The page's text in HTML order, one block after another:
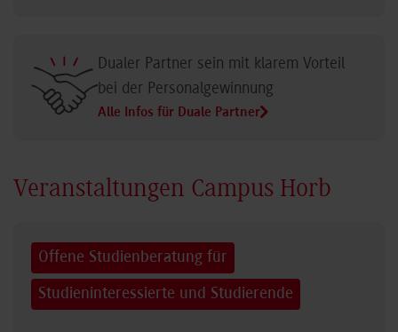
Dualer Partner sein mit klarem Vorteil
bei der Personalgewinnung
Alle Infos für Duale Partner
Veranstaltungen Campus Horb
Offene Studienberatung für
Studieninteressierte und Studierende